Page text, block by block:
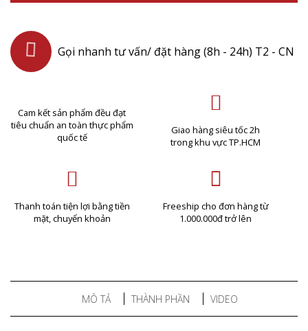
Gọi nhanh tư vấn/ đặt hàng (8h - 24h) T2 - CN
Cam kết sản phẩm đều đạt
tiêu chuẩn an toàn thực phẩm
quốc tế
Giao hàng siêu tốc 2h
trong khu vực TP.HCM
Thanh toán tiện lợi bằng tiền
mặt, chuyển khoản
Freeship cho đơn hàng từ
1.000.000đ trở lên
MÔ TẢ THÀNH PHẦN VIDEO